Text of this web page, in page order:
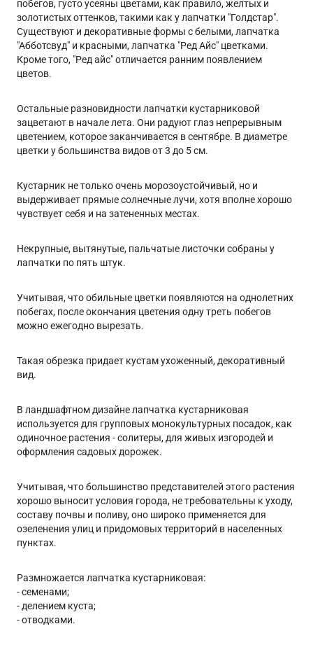
побегов, густо усеяны цветами, как правило, желтых и
золотистых оттенков, такими как у лапчатки "Голдстар".
Существуют и декоративные формы с белыми, лапчатка
"Абботсвуд" и красными, лапчатка "Ред Айс" цветками.
Кроме того, "Ред айс" отличается ранним появлением
цветов.
Остальные разновидности лапчатки кустарниковой
зацветают в начале лета. Они радуют глаз непрерывным
цветением, которое заканчивается в сентябре. В диаметре
цветки у большинства видов от 3 до 5 см.
Кустарник не только очень морозоустойчивый, но и
выдерживает прямые солнечные лучи, хотя вполне хорошо
чувствует себя и на затененных местах.
Некрупные, вытянутые, пальчатые листочки собраны у
лапчатки по пять штук.
Учитывая, что обильные цветки появляются на однолетних
побегах, после окончания цветения одну треть побегов
можно ежегодно вырезать.
Такая обрезка придает кустам ухоженный, декоративный
вид.
В ландшафтном дизайне лапчатка кустарниковая
используется для групповых монокультурных посадок, как
одиночное растения - солитеры, для живых изгородей и
оформления садовых дорожек.
Учитывая, что большинство представителей этого растения
хорошо выносит условия города, не требовательны к уходу,
составу почвы и поливу, оно широко применяется для
озеленения улиц и придомовых территорий в населенных
пунктах.
Размножается лапчатка кустарниковая:
- семенами;
- делением куста;
- отводками.